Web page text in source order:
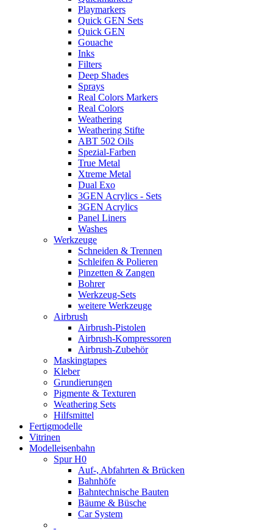
Playmarkers
Quick GEN Sets
Quick GEN
Gouache
Inks
Filters
Deep Shades
Sprays
Real Colors Markers
Real Colors
Weathering
Weathering Stifte
ABT 502 Oils
Spezial-Farben
True Metal
Xtreme Metal
Dual Exo
3GEN Acrylics - Sets
3GEN Acrylics
Panel Liners
Washes
Werkzeuge
Schneiden & Trennen
Schleifen & Polieren
Pinzetten & Zangen
Bohrer
Werkzeug-Sets
weitere Werkzeuge
Airbrush
Airbrush-Pistolen
Airbrush-Kompressoren
Airbrush-Zubehör
Maskingtapes
Kleber
Grundierungen
Pigmente & Texturen
Weathering Sets
Hilfsmittel
Fertigmodelle
Vitrinen
Modelleisenbahn
Spur H0
Auf-, Abfahrten & Brücken
Bahnhöfe
Bahntechnische Bauten
Bäume & Büsche
Car System